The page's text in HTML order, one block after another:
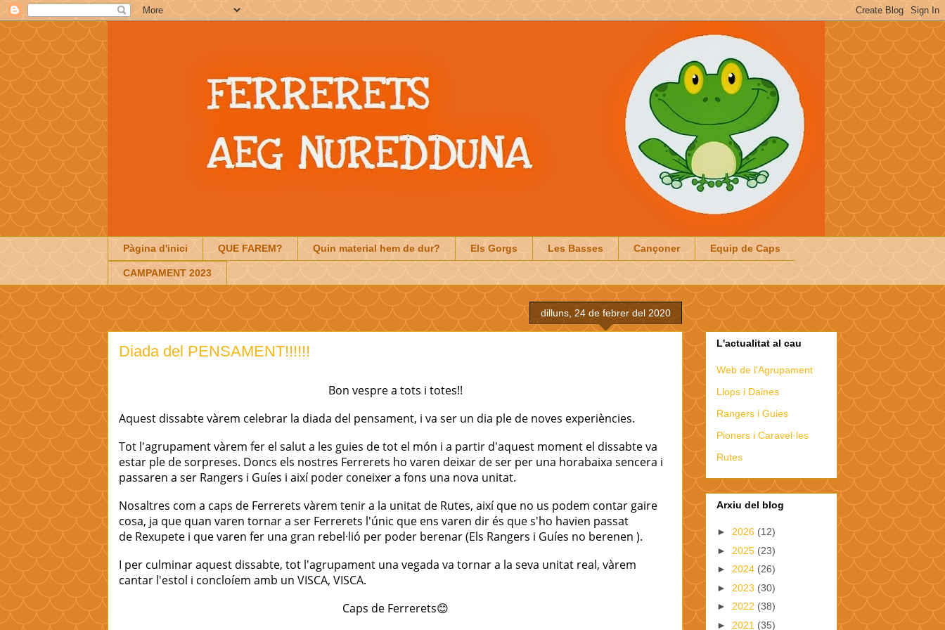
Pàgina d'inici QUE FAREM? Quin material hem de dur? Els Gorgs Les Basses Cançoner Equip de Caps
CAMPAMENT 2023
dilluns, 24 de febrer del 2020
Diada del PENSAMENT!!!!!!
Bon vespre a tots i totes!!
Aquest dissabte vàrem celebrar la diada del pensament, i va ser un dia ple de noves experiències.
Tot l'agrupament vàrem fer el salut a les guies de tot el món i a partir d'aquest moment el dissabte va
estar ple de sorpreses. Doncs els nostres Ferrerets ho varen deixar de ser per una horabaixa sencera i
passaren a ser Rangers i Guíes i així poder coneixera fons una nova unitat.
Nosaltres com a caps de Ferrerets vàrem tenir a la unitat de Rutes, aixíque no us podem contar gaire
cosa, ja que quan varen tornar a ser Ferrerets l'únic que ens varen dir és que s'ho havien passat
de Rexupete i quevaren fer una gran rebel·lió per poder berenar (Els Rangers i Guíes no berenen ).
I per culminar aquest dissabte, tot l'agrupament una vegada va tornar a la seva unitat real, vàrem
cantar l'estol i concloíem amb un VISCA, VISCA.
Caps de Ferrerets😊
L'actualitat al cau
Web de l'Agrupament
Llops i Daines
Rangers i Guies
Pioners i Caravel·les
Rutes
Arxiu del blog
► 2026 (12)
► 2025 (23)
► 2024 (26)
► 2023 (30)
► 2022 (38)
► 2021 (35)